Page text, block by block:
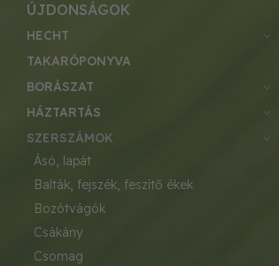
ÚJDONSÁGOK
HECHT
TAKARÓPONYVA
BORÁSZAT
HÁZTARTÁS
SZERSZÁMOK
ásó, lapát
balták, fejszék, feszítő ékek
bozótvágók
csákány
csomag